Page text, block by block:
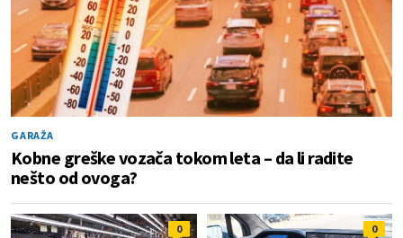
GARAŽA
Kobne greške vozača tokom leta – da li radite
nešto od ovoga?
0 0